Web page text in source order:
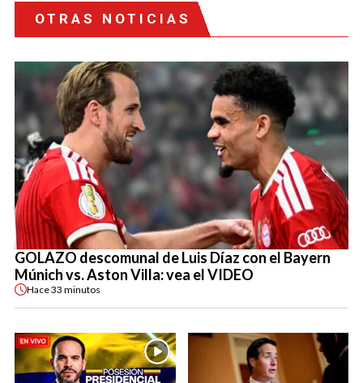
OTRAS NOTICIAS
GOLAZO descomunal de Luis Díaz con el Bayern
Múnich vs. Aston Villa: vea el VIDEO
Hace33 minutos